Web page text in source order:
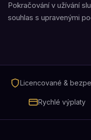
Pokračování v užívání
souhlas s upravenými
Licencované &
Rychlé výplaty